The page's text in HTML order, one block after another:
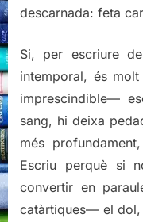
descarnada: feta
Si, per escriure
intemporal, és
imprescindible—
sang, hi deixa
més
Escriu perquè si
convertir en
catàrtiques— el dol,